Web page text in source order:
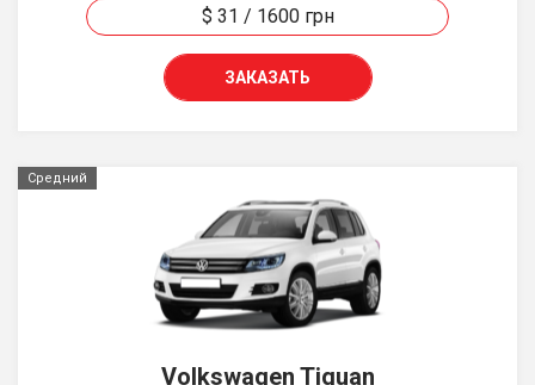
$ 31 / 1600 грн
ЗАКАЗАТЬ
Средний
Volkswagen Tiguan